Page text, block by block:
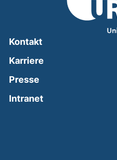
Kontakt
Karriere
Presse
Intranet(external link,